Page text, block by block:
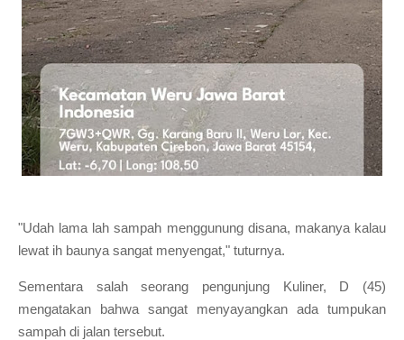
"Udah lama lah sampah menggunung disana, makanya kalau
lewat ih baunya sangat menyengat," tuturnya.
Sementara salah seorang pengunjung Kuliner, D (45)
mengatakan bahwa sangat menyayangkan ada tumpukan
sampah di jalan tersebut.